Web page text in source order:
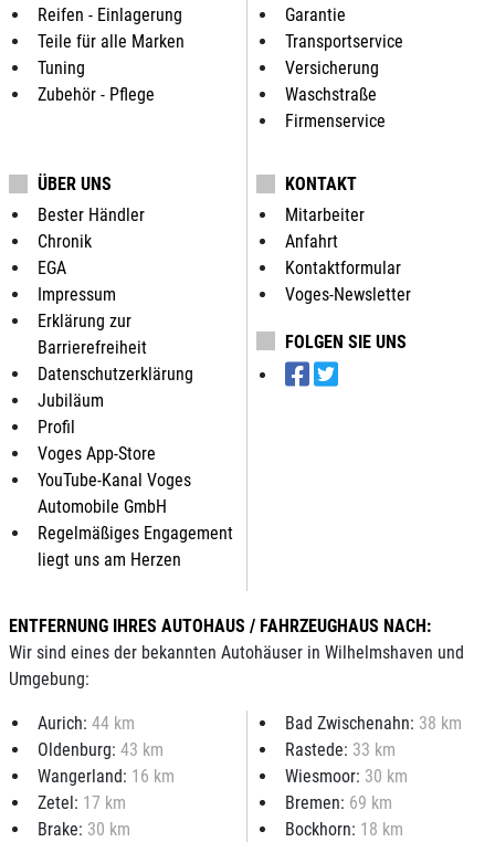
Reifen - Einlagerung
Teile für alle Marken
Tuning
Zubehör - Pflege
Garantie
Transportservice
Versicherung
Waschstraße
Firmenservice
ÜBER UNS
Bester Händler
Chronik
EGA
Impressum
Erklärung zur
Barrierefreiheit
Datenschutzerklärung
Jubiläum
Profil
Voges App-Store
YouTube-Kanal Voges
Automobile GmbH
Regelmäßiges Engagement
liegt uns am Herzen
KONTAKT
Mitarbeiter
Anfahrt
Kontaktformular
Voges-Newsletter
FOLGEN SIE UNS
ENTFERNUNG IHRES AUTOHAUS / FAHRZEUGHAUS NACH:
Wir sind eines der bekannten Autohäuser in Wilhelmshaven und
Umgebung:
Aurich: 44 km
Oldenburg: 43 km
Wangerland: 16 km
Zetel: 17 km
Brake: 30 km
Bad Zwischenahn: 38 km
Rastede: 33 km
Wiesmoor: 30 km
Bremen: 69 km
Bockhorn: 18 km